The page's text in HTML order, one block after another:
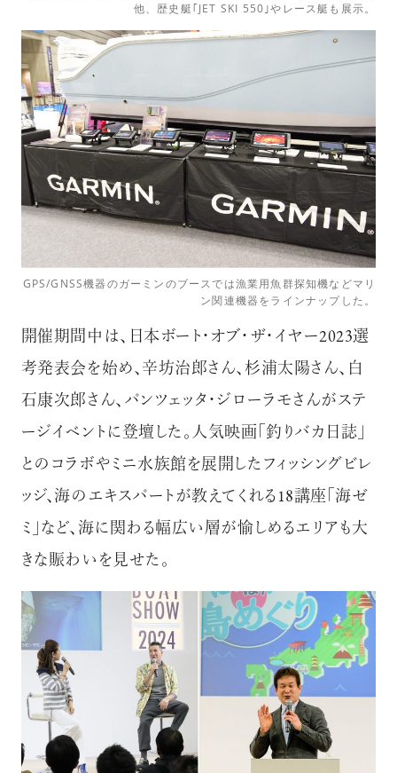
他、歴史艇｢JET SKI 550｣やレース艇も展示。
GPS/GNSS機器のガーミンのブースでは漁業用魚群探知機などマリ
ン関連機器をラインナップした。
開催期間中は、日本ボート・オブ・ザ・イヤー2023選
考発表会を始め、辛坊治郎さん、杉浦太陽さん、白
石康次郎さん、パンツェッタ・ジローラモさんがステ
ージイベントに登壇した。人気映画「釣りバカ日誌」
とのコラボやミニ水族館を展開したフィッシングビレ
ッジ、海のエキスパートが教えてくれる18講座「海ゼ
ミ」など、海に関わる幅広い層が愉しめるエリアも大
きな賑わいを見せた。